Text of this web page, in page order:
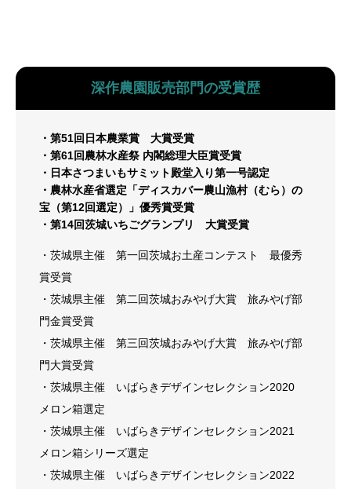
深作農園販売部門の受賞歴
・第51回日本農業賞 大賞受賞
・第61回農林水産祭 内閣総理大臣賞受賞
・日本さつまいもサミット殿堂入り第一号認定
・農林水産省選定「ディスカバー農山漁村（むら）の
宝（第12回選定）」優秀賞受賞
・第14回茨城いちごグランプリ 大賞受賞
・茨城県主催 第一回茨城お土産コンテスト 最優秀
賞受賞
・茨城県主催 第二回茨城おみやげ大賞 旅みやげ部
門金賞受賞
・茨城県主催 第三回茨城おみやげ大賞 旅みやげ部
門大賞受賞
・茨城県主催 いばらきデザインセレクション2020
メロン箱選定
・茨城県主催 いばらきデザインセレクション2021
メロン箱シリーズ選定
・茨城県主催 いばらきデザインセレクション2022